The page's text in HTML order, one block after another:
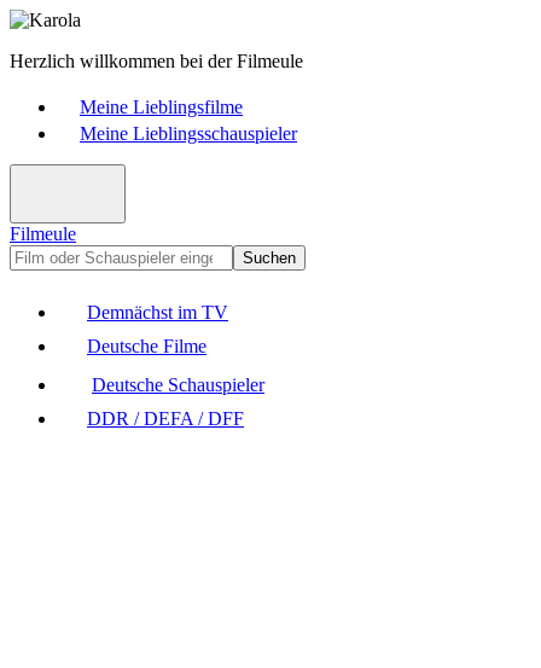
Herzlich willkommen bei der Filmeule
Meine Lieblingsfilme
Meine Lieblingsschauspieler
Filmeule
Suchen
Demnächst im TV
Deutsche Filme
Deutsche Schauspieler
DDR / DEFA / DFF